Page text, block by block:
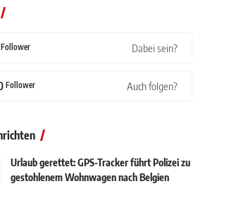
Follower Dabei sein?
Follower Auch folgen?
Urlaub gerettet: GPS-Tracker führt Polizei zu
gestohlenem Wohnwagen nach Belgien